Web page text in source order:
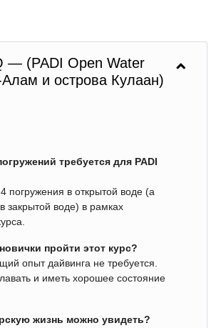
— (PADI Open Water
и острова Кулаан)
требуется для PADI
погружения в открытой воде (а
закрытой воде) в рамках
пройти этот курс?
опыт дайвинга не требуется.
и иметь хорошее состояние
жизнь можно увидеть?